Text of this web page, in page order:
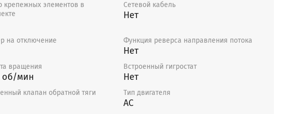
крепежных элементов в
Сетевой кабель
Нет
на отключение Функция реверса направления потока
Нет
вращения
об/мин
Встроенный гигростат
Нет
клапан обратной тяги Тип двигателя
AC